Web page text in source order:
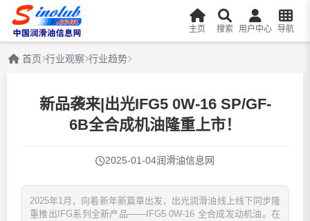
主页 搜索 用户中心 导航
首页 行业观察 行业趋势
新品袭来|出光IFG5 0W-16 SP/GF-
6B全合成机油隆重上市！
2025-01-04润滑油信息网
2025年1月，向着新年新篇章出发，出光润滑油线上线下同步隆
重推出IFG系列全新产品——IFG5 0W-16 全合成发动机油。在